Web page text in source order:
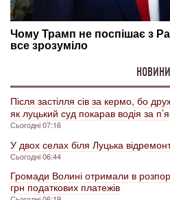
НОВИНИ
Після застілля сів за кермо, бо
як луцький суд покарав водія за
Сьогодні 07:16
У двох селах біля Луцька
Сьогодні 06:44
Громади Волині отримали в
грн податкових платежів